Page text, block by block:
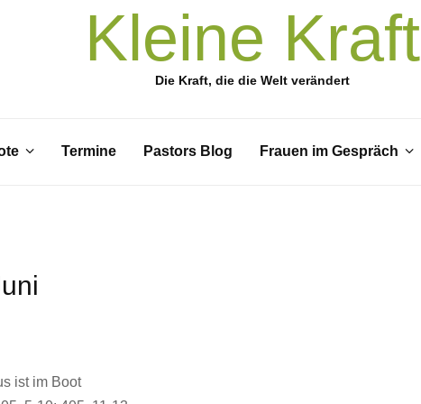
Kleine Kraft
Die Kraft, die die Welt verändert
Termine Pastors Blog Frauen im Gespräch
ist im Boot